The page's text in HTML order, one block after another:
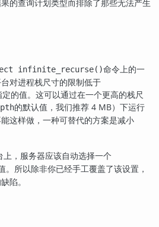
的查询计划类型而排除了那些无法产生
infinite_recurse()命令上的一
对进程栈尺寸的限制低于
的值。这可以通过在一个更高的栈尺
的默认值，我们推荐 4 MB）下运行
这样做，一种可替代的方案是减小
上，服务器应该自动选择一个
。所以除非你已经手工覆盖了该设置，
陷。